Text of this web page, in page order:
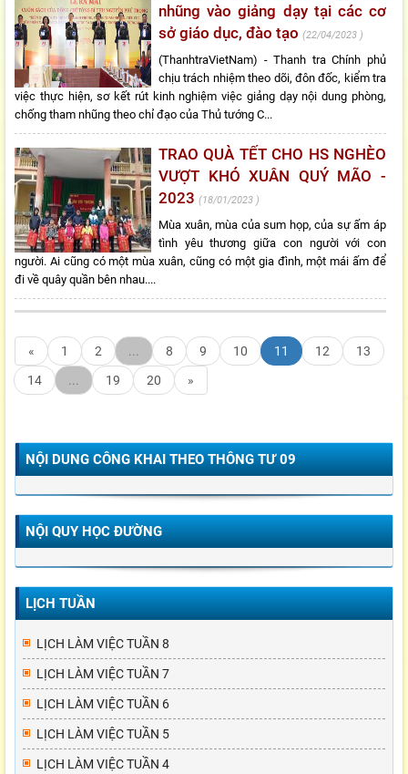
nhũng vào giảng dạy tại các cơ
sở giáo dục, đào tạo
22/04/2023
(ThanhtraVietNam) - Thanh tra Chính phủ
chịu trách nhiệm theo dõi, đôn đốc, kiểm tra
việc thực hiện, sơ kết rút kinh nghiệm việc giảng dạy nội dung phòng,
chống tham nhũng theo chỉ đạo của Thủ tướng C...
TRAO QUÀ TẾT CHO HS NGHÈO
VƯỢT KHÓ XUÂN QUÝ MÃO -
2023
18/01/2023
Mùa xuân, mùa của sum họp, của sự ấm áp
tình yêu thương giữa con người với con
người. Ai cũng có một mùa xuân, cũng có một gia đình, một mái ấm để
đi về quây quần bên nhau....
« 1 2 ... 8 9 10 11 12
13
14
... 19 20 »
NỘI DUNG CÔNG KHAI THEO THÔNG TƯ 09
NỘI QUY HỌC ĐƯỜNG
LỊCH TUẦN
LỊCH LÀM VIỆC TUẦN 8
LỊCH LÀM VIỆC TUẦN 7
LỊCH LÀM VIỆC TUẦN 6
LỊCH LÀM VIỆC TUẦN 5
LỊCH LÀM VIỆC TUẦN 4